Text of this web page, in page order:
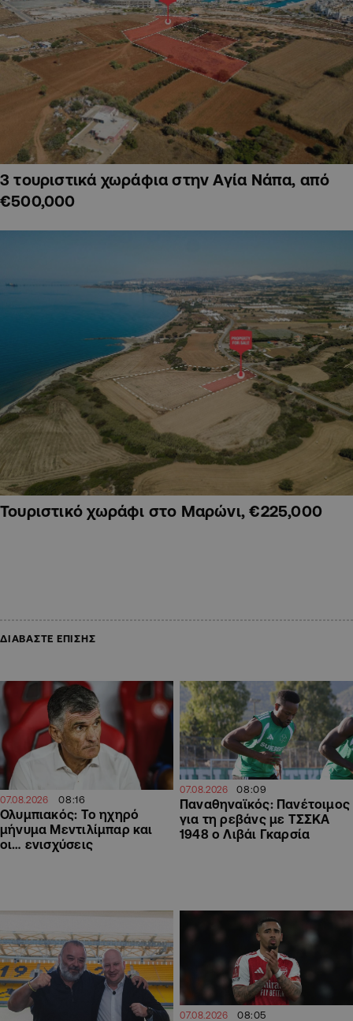
3 τουριστικά χωράφια στην Αγία Νάπα, από
€500,000
Τουριστικό χωράφι στο Μαρώνι, €225,000
ΔΙΑΒΑΣΤΕ ΕΠΙΣΗΣ
07.08.2026 08:16
Ολυμπιακός: Το ηχηρό
μήνυμα Μεντιλίμπαρ και
οι… ενισχύσεις
07.08.2026 08:09
Παναθηναϊκός: Πανέτοιμος
για τη ρεβάνς με ΤΣΣΚΑ
1948 ο Λιβάι Γκαρσία
07.08.2026 08:05